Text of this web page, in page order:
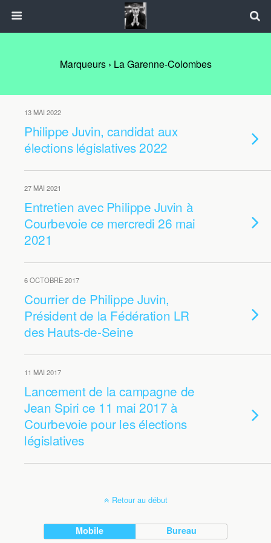
Marqueurs › La Garenne-Colombes
13 MAI 2022
Philippe Juvin, candidat aux
élections législatives 2022
27 MAI 2021
Entretien avec Philippe Juvin à
Courbevoie ce mercredi 26 mai
2021
6 OCTOBRE 2017
Courrier de Philippe Juvin,
Président de la Fédération LR
des Hauts-de-Seine
11 MAI 2017
Lancement de la campagne de
Jean Spiri ce 11 mai 2017 à
Courbevoie pour les élections
législatives
Retour au début
Mobile Bureau